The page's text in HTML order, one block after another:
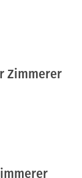
Zimmerer